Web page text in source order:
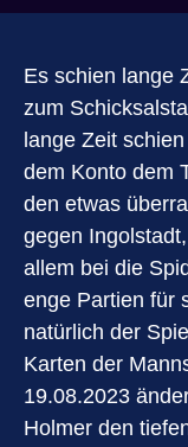
Es schien lange
zum
lange Zeit
dem Konto dem
den etwas
gegen
allem bei die
enge Partien für
natürlich der
Karten der
19.08.2023
Holmer den